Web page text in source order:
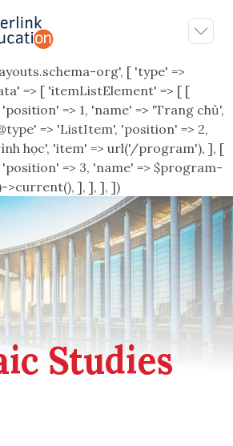
org', [ 'type' =>
=> [ 'itemListElement' => [ [
=> 1, 'name' => 'Trang chủ',
=> 'ListItem', 'position' => 2,
học', 'item' => url('/program'), ], [
=> 3, 'name' => $program-
>current(), ], ], ], ])
Studies